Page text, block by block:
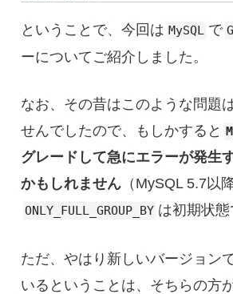
ということで、今回は MySQL で
ーについてご紹介しました。
なお、その昔はこのような問題
せんでしたので、もしかすると
グレードして急にエラーが発生
かもしれません （MySQL 5.7以降
ONLY_FULL_GROUP_BY は初期状態
ただ、やはり新しいバージョン
いるということは、そちらの方